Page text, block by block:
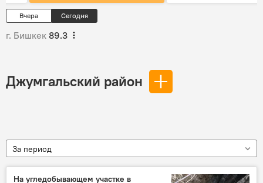
Вчера Сегодня
г. Бишкек 89.3
Джумгальский район
За период
На угледобывающем участке в